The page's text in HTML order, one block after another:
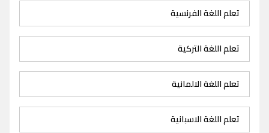
تعلم اللغة الفرنسية
تعلم اللغة التركية
تعلم اللغة الالمانية
تعلم اللغة الاسبانية